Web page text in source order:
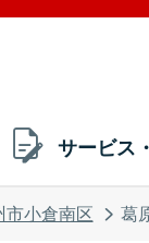
サービス
市小倉南区 葛